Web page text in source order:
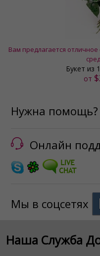
Вам предлагается
Букет из
от
Нужна помощь?
Онлайн
Мы в соцсетях
Наша Служба